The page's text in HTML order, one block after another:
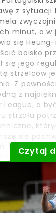
z sytuacji
minut, a w
się
boisko
się jego
strzelców
Z
z
League, a
strzału
się
bo nie
Czytaj